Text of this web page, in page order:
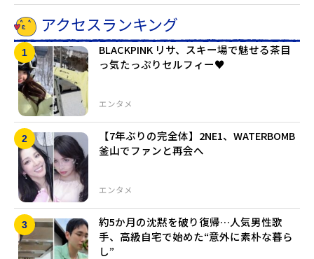
アクセスランキング
エンタメ
BLACKPINK リサ、スキー場で魅せる茶目
っ気たっぷりセルフィー♥
エンタメ
【7年ぶりの完全体】2NE1、WATERBOMB
釜山でファンと再会へ
約5か月の沈黙を破り復帰…人気男性歌
手、高級自宅で始めた“意外に素朴な暮ら
し”